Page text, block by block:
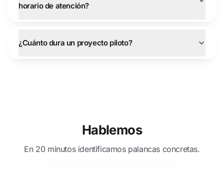
horario de atención?
¿Cuánto dura un proyecto piloto?
Hablemos
En 20 minutos identificamos palancas concretas.